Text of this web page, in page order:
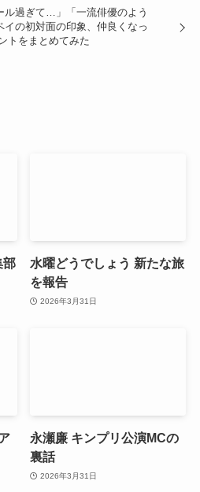
ル過ぎて…」「一流俳優のよう
の初対面の印象、仲良くなっ
トをまとめてみた
部
水曜どうでしょう 新たな旅
を報告
2026年3月31日
永瀬廉 キンプリ公演MCの
裏話
2026年3月31日